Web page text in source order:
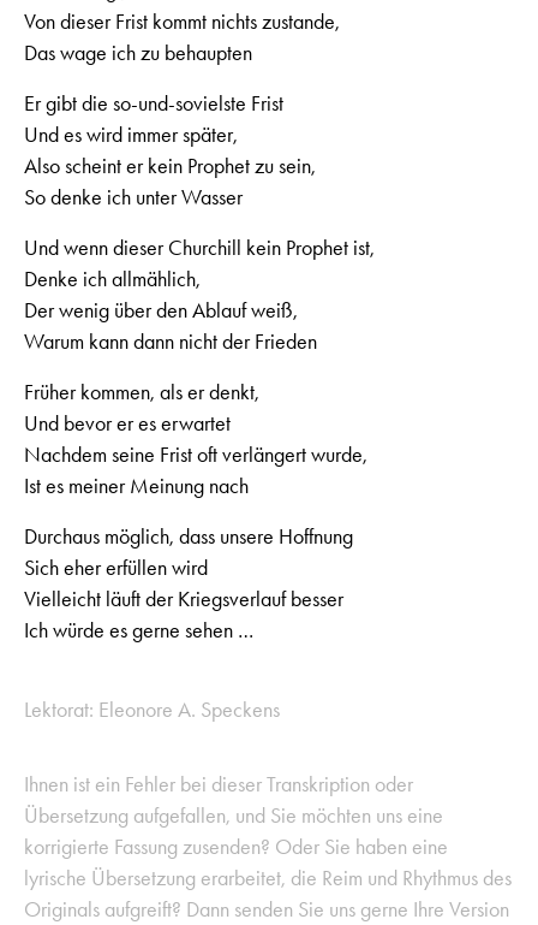
Von dieser Frist kommt nichts zustande,
Das wage ich zu behaupten
Er gibt die so-und-sovielste Frist
Und es wird immer später,
Also scheint er kein Prophet zu sein,
So denke ich unter Wasser
Und wenn dieser Churchill kein Prophet ist,
Denke ich allmählich,
Der wenig über den Ablauf weiß,
Warum kann dann nicht der Frieden
Früher kommen, als er denkt,
Und bevor er es erwartet
Nachdem seine Frist oft verlängert wurde,
Ist es meiner Meinung nach
Durchaus möglich, dass unsere Hoffnung
Sich eher erfüllen wird
Vielleicht läuft der Kriegsverlauf besser
Ich würde es gerne sehen …
Lektorat: Eleonore A. Speckens
Ihnen ist ein Fehler bei dieser Transkription oder
Übersetzung aufgefallen, und Sie möchten uns eine
korrigierte Fassung zusenden? Oder Sie haben eine
lyrische Übersetzung erarbeitet, die Reim und Rhythmus des
Originals aufgreift? Dann senden Sie uns gerne Ihre Version